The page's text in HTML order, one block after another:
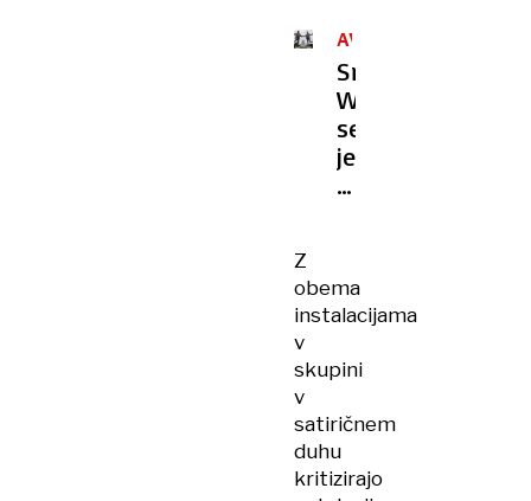
AVTOR
NEZNAN
Sredi
Washingtona
se
je
pojavil
in
Epsteina,
ki
se
držita
za
roke
Z
obema
instalacijama
v
skupini
v
satiričnem
duhu
kritizirajo